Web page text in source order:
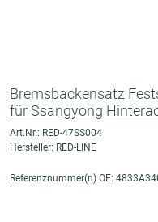
Bremsbackensatz
für Ssangyong
Art.Nr.: RED-47SS004
Hersteller: RED-LINE
Referenznummer(n) OE: